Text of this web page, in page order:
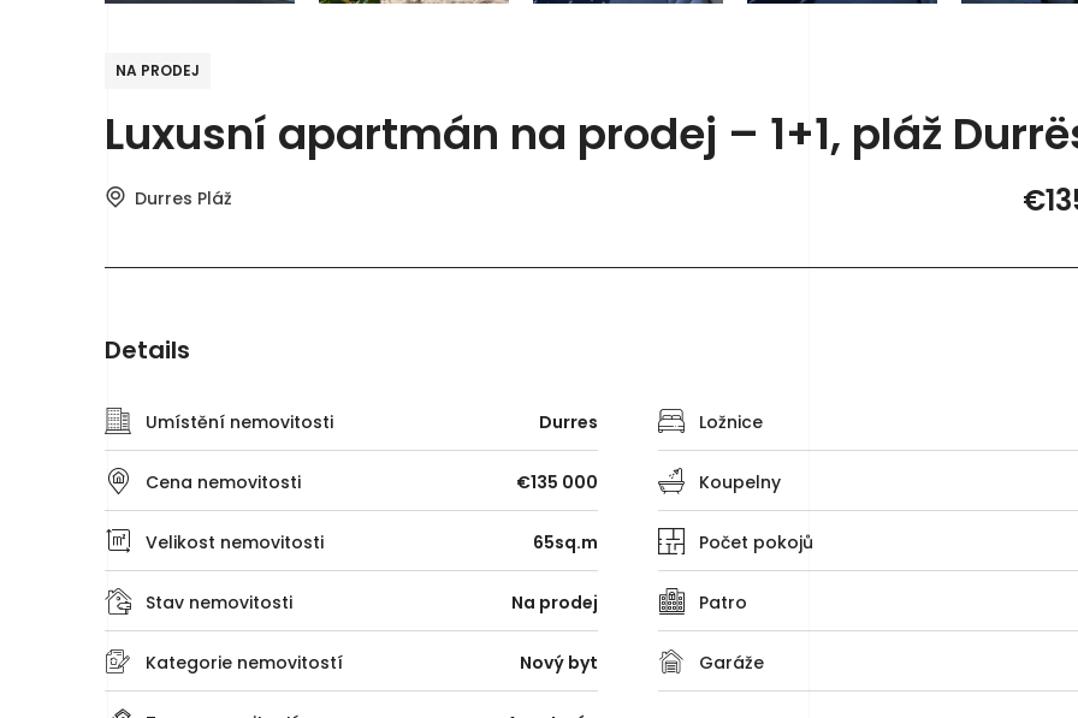
NA PRODEJ
Luxusní apartmán na prodej – 1+1, pláž
Durres Pláž
Details
Umístění nemovitosti Durres Ložnice
Cena nemovitosti €135 000 Koupelny
Velikost nemovitosti 65sq.m Počet pokojů
Stav nemovitosti Na prodej Patro
Kategorie nemovitostí Nový byt Garáže